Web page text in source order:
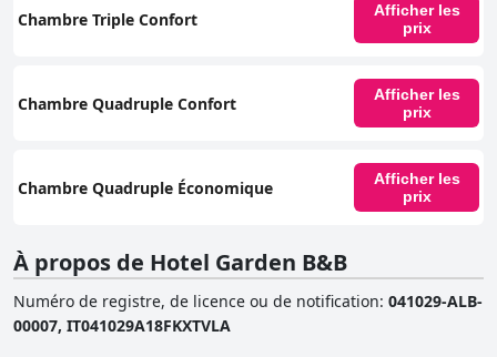
Chambre Triple Confort
Afficher les
prix
Chambre Quadruple Confort
Afficher les
prix
Chambre Quadruple Économique
Afficher les
prix
À propos de Hotel Garden B&B
Numéro de registre, de licence ou de notification: 041029-ALB-
00007, IT041029A18FKXTVLA